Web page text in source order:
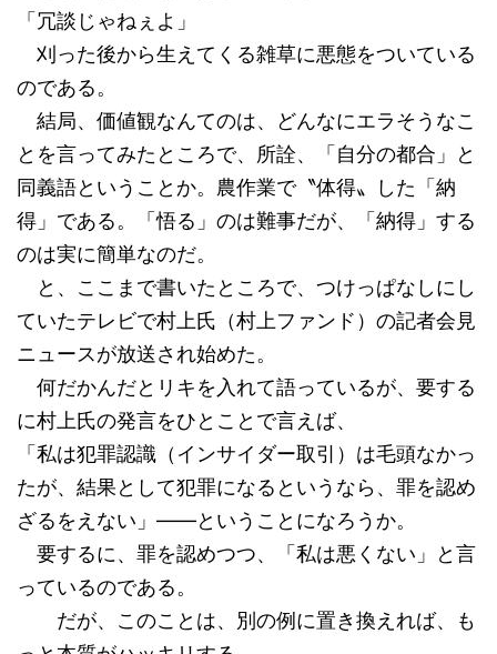
「冗談じゃねぇよ」
刈った後から生えてくる雑草に悪態をついている
のである。
結局、価値観なんてのは、どんなにエラそうなこ
とを言ってみたところで、所詮、「自分の都合」と
同義語ということか。農作業で〝体得〟した「納
得」である。「悟る」のは難事だが、「納得」する
のは実に簡単なのだ。
と、ここまで書いたところで、つけっぱなしにし
ていたテレビで村上氏（村上ファンド）の記者会見
ニュースが放送され始めた。
何だかんだとリキを入れて語っているが、要する
に村上氏の発言をひとことで言えば、
「私は犯罪認識（インサイダー取引）は毛頭なかっ
たが、結果として犯罪になるというなら、罪を認め
ざるをえない」――ということになろうか。
要するに、罪を認めつつ、「私は悪くない」と言
っているのである。
だが、このことは、別の例に置き換えれば、も